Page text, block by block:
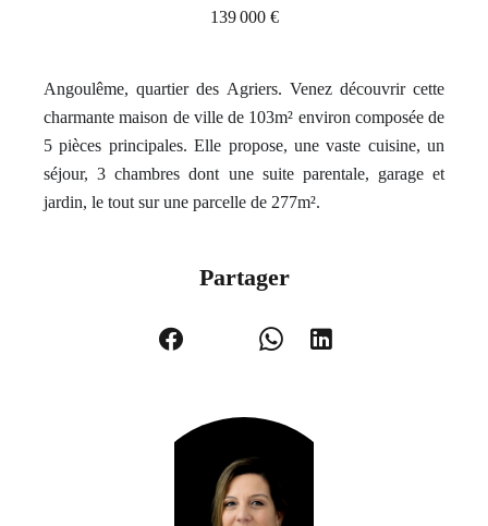
139 000 €
Angoulême, quartier des Agriers. Venez découvrir cette
charmante maison de ville de 103m² environ composée de
5 pièces principales. Elle propose, une vaste cuisine, un
séjour, 3 chambres dont une suite parentale, garage et
jardin, le tout sur une parcelle de 277m².
Partager